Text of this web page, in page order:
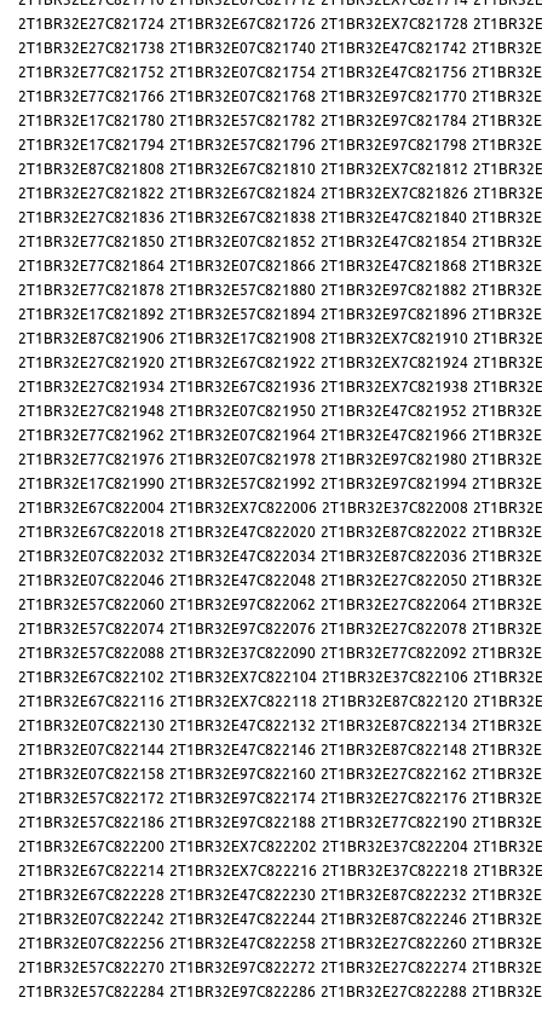
2T1BR32E27C821724 2T1BR32E67C821726 2T1BR32EX7C821728
2T1BR32E27C821738 2T1BR32E07C821740 2T1BR32E47C821742
2T1BR32E77C821752 2T1BR32E07C821754 2T1BR32E47C821756
2T1BR32E77C821766 2T1BR32E07C821768 2T1BR32E97C821770
2T1BR32E17C821780 2T1BR32E57C821782 2T1BR32E97C821784
2T1BR32E17C821794 2T1BR32E57C821796 2T1BR32E97C821798
2T1BR32E87C821808 2T1BR32E67C821810 2T1BR32EX7C821812
2T1BR32E27C821822 2T1BR32E67C821824 2T1BR32EX7C821826
2T1BR32E27C821836 2T1BR32E67C821838 2T1BR32E47C821840
2T1BR32E77C821850 2T1BR32E07C821852 2T1BR32E47C821854
2T1BR32E77C821864 2T1BR32E07C821866 2T1BR32E47C821868
2T1BR32E77C821878 2T1BR32E57C821880 2T1BR32E97C821882
2T1BR32E17C821892 2T1BR32E57C821894 2T1BR32E97C821896
2T1BR32E87C821906 2T1BR32E17C821908 2T1BR32EX7C821910
2T1BR32E27C821920 2T1BR32E67C821922 2T1BR32EX7C821924
2T1BR32E27C821934 2T1BR32E67C821936 2T1BR32EX7C821938
2T1BR32E27C821948 2T1BR32E07C821950 2T1BR32E47C821952
2T1BR32E77C821962 2T1BR32E07C821964 2T1BR32E47C821966
2T1BR32E77C821976 2T1BR32E07C821978 2T1BR32E97C821980
2T1BR32E17C821990 2T1BR32E57C821992 2T1BR32E97C821994
2T1BR32E67C822004 2T1BR32EX7C822006 2T1BR32E37C822008
2T1BR32E67C822018 2T1BR32E47C822020 2T1BR32E87C822022
2T1BR32E07C822032 2T1BR32E47C822034 2T1BR32E87C822036
2T1BR32E07C822046 2T1BR32E47C822048 2T1BR32E27C822050
2T1BR32E57C822060 2T1BR32E97C822062 2T1BR32E27C822064
2T1BR32E57C822074 2T1BR32E97C822076 2T1BR32E27C822078
2T1BR32E57C822088 2T1BR32E37C822090 2T1BR32E77C822092
2T1BR32E67C822102 2T1BR32EX7C822104 2T1BR32E37C822106
2T1BR32E67C822116 2T1BR32EX7C822118 2T1BR32E87C822120
2T1BR32E07C822130 2T1BR32E47C822132 2T1BR32E87C822134
2T1BR32E07C822144 2T1BR32E47C822146 2T1BR32E87C822148
2T1BR32E07C822158 2T1BR32E97C822160 2T1BR32E27C822162
2T1BR32E57C822172 2T1BR32E97C822174 2T1BR32E27C822176
2T1BR32E57C822186 2T1BR32E97C822188 2T1BR32E77C822190
2T1BR32E67C822200 2T1BR32EX7C822202 2T1BR32E37C822204
2T1BR32E67C822214 2T1BR32EX7C822216 2T1BR32E37C822218
2T1BR32E67C822228 2T1BR32E47C822230 2T1BR32E87C822232
2T1BR32E07C822242 2T1BR32E47C822244 2T1BR32E87C822246
2T1BR32E07C822256 2T1BR32E47C822258 2T1BR32E27C822260
2T1BR32E57C822270 2T1BR32E97C822272 2T1BR32E27C822274
2T1BR32E57C822284 2T1BR32E97C822286 2T1BR32E27C822288